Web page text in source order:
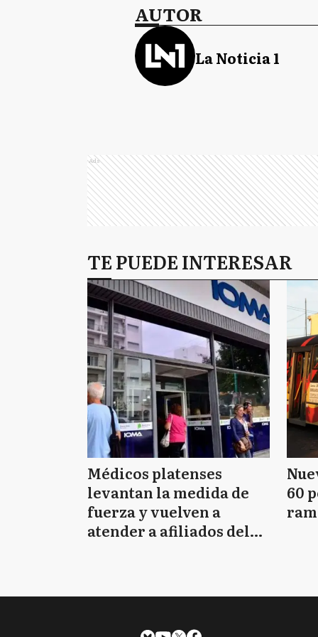
AUTOR
La Noticia 1
Ads
TE PUEDE INTERESAR
Médicos platenses
levantan la medida de
fuerza y vuelven a
atender a afiliados del
60